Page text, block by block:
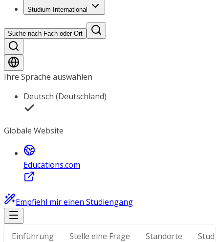
Studium International
Suche nach Fach oder Ort
Ihre Sprache auswählen
Deutsch (Deutschland)
Globale Website
Educations.com
Empfiehl mir einen Studiengang
Einführung Stelle eine Frage Standorte